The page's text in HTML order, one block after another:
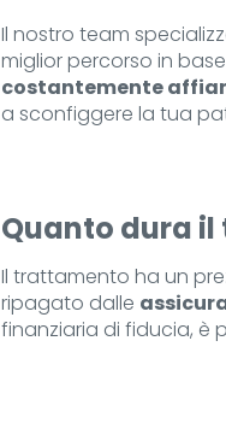
Il nostro team
miglior percorso in
costantemente
a sconfiggere la tua
Quanto dura il
Il trattamento ha un
ripagato dalle
finanziaria di fiducia, è